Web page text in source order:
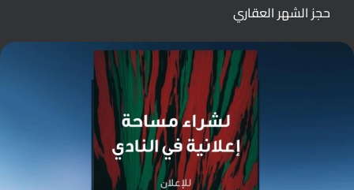
حجز الشهر العقاري